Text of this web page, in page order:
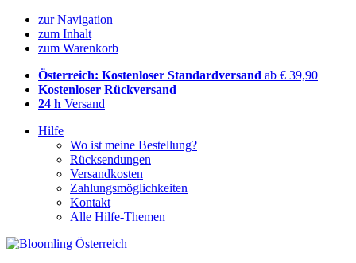
zur Navigation
zum Inhalt
zum Warenkorb
Österreich: Kostenloser Standardversand ab € 39,90
Kostenloser Rückversand
24 h Versand
Hilfe
Wo ist meine Bestellung?
Rücksendungen
Versandkosten
Zahlungsmöglichkeiten
Kontakt
Alle Hilfe-Themen